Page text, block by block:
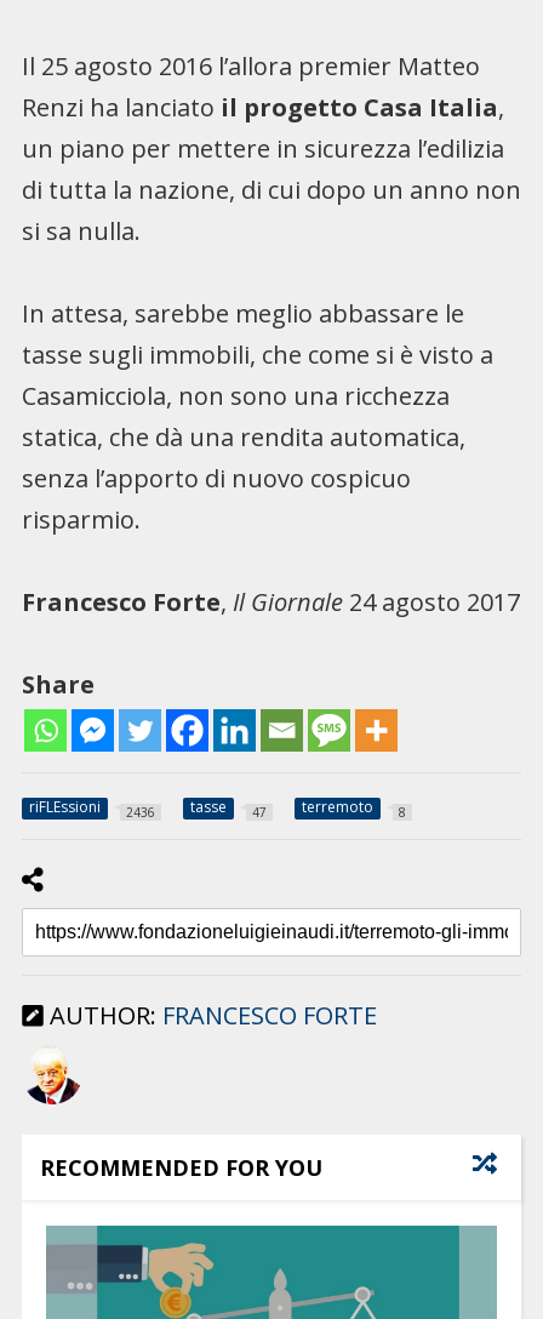
Il 25 agosto 2016 l’allora premier Matteo
Renzi ha lanciato il progetto Casa Italia,
un piano per mettere in sicurezza l’edilizia
di tutta la nazione, di cui dopo un anno non
si sa nulla.
In attesa, sarebbe meglio abbassare le
tasse sugli immobili, che come si è visto a
Casamicciola, non sono una ricchezza
statica, che dà una rendita automatica,
senza l’apporto di nuovo cospicuo
risparmio.
Francesco Forte, Il Giornale24 agosto 2017
Share
riFLEssioni 2436 tasse 47 terremoto 8
AUTHOR: FRANCESCO FORTE
RECOMMENDED FOR YOU